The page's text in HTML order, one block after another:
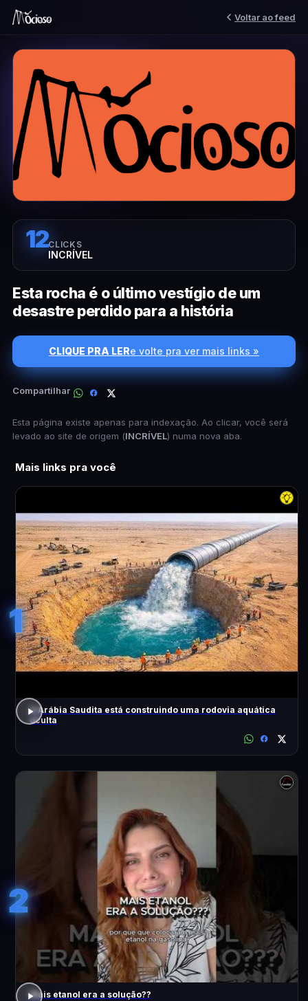
Voltar ao feed
12CLICKS
INCRÍVEL
Esta rocha é o último vestígio de um
desastre perdido para a história
CLIQUE PRA LERe volte pra ver mais links »
Compartilhar
Esta página existe apenas para indexação. Ao clicar, você será
levado ao site de origem (INCRÍVEL) numa nova aba.
Mais links pra você
1
A Arábia Saudita está construindo uma rodovia aquática
oculta
2
Mais etanol era a solução??